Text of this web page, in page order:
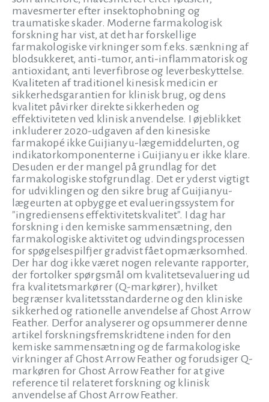
mavesmerter efter insektophobning og
traumatiske skader. Moderne farmakologisk
forskning har vist, at det har forskellige
farmakologiske virkninger som f.eks. sænkning af
blodsukkeret, anti-tumor, anti-inflammatorisk og
antioxidant, anti leverfibrose og leverbeskyttelse.
Kvaliteten af traditionel kinesisk medicin er
sikkerhedsgarantien for klinisk brug, og dens
kvalitet påvirker direkte sikkerheden og
effektiviteten ved klinisk anvendelse. I øjeblikket
inkluderer 2020-udgaven af den kinesiske
farmakopé ikke Guijianyu-lægemiddelurten, og
indikatorkomponenterne i Guijianyu er ikke klare.
Desuden er der mangel på grundlag for det
farmakologiske stofgrundlag. Det er yderst vigtigt
for udviklingen og den sikre brug af Guijianyu-
lægeurten at opbygge et evalueringssystem for
"ingrediensens effektivitetskvalitet". I dag har
forskning i den kemiske sammensætning, den
farmakologiske aktivitet og udvindingsprocessen
for spøgelsespilfjer gradvist fået opmærksomhed.
Der har dog ikke været nogen relevante rapporter,
der fortolker spørgsmål om kvalitetsevaluering ud
fra kvalitetsmarkører (Q-markører), hvilket
begrænser kvalitetsstandarderne og den kliniske
sikkerhed og rationelle anvendelse af Ghost Arrow
Feather. Derfor analyserer og opsummerer denne
artikel forskningsfremskridtene inden for den
kemiske sammensætning og de farmakologiske
virkninger af Ghost Arrow Feather og forudsiger Q-
markøren for Ghost Arrow Feather for at give
reference til relateret forskning og klinisk
anvendelse af Ghost Arrow Feather.